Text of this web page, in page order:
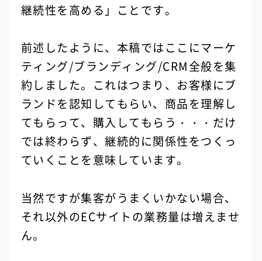
継続性を高める」ことです。
前述したように、本稿ではここにマーケ
ティング/ブランディング/CRM全般を集
約しました。これはつまり、お客様にブ
ランドを認知してもらい、商品を理解し
てもらって、購入してもらう・・・だけ
では終わらず、継続的に関係性をつくっ
ていくことを意味しています。
当然ですが集客がうまくいかない場合、
それ以外のECサイトの業務量は増えませ
ん。